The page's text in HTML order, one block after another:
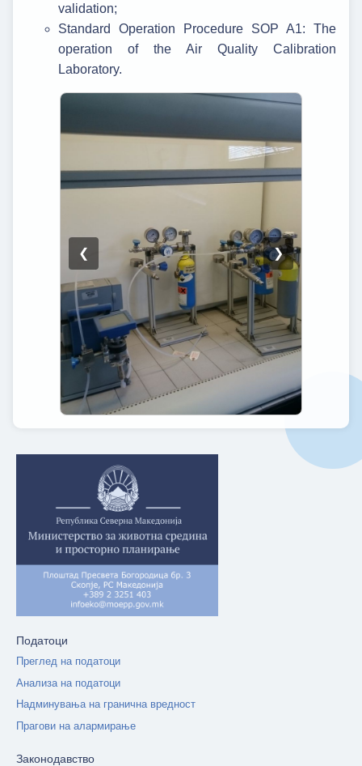
validation;
Standard Operation Procedure SOP A1: The
operation of the Air Quality Calibration
Laboratory.
❮ ❯
Податоци
Преглед на податоци
Анализа на податоци
Надминувања на гранична вредност
Прагови на алармирање
Законодавство